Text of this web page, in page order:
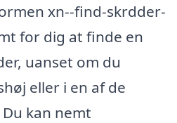
xn--find-skrdder-
for dig at finde en
uanset om du
eller i en af de
kan nemt